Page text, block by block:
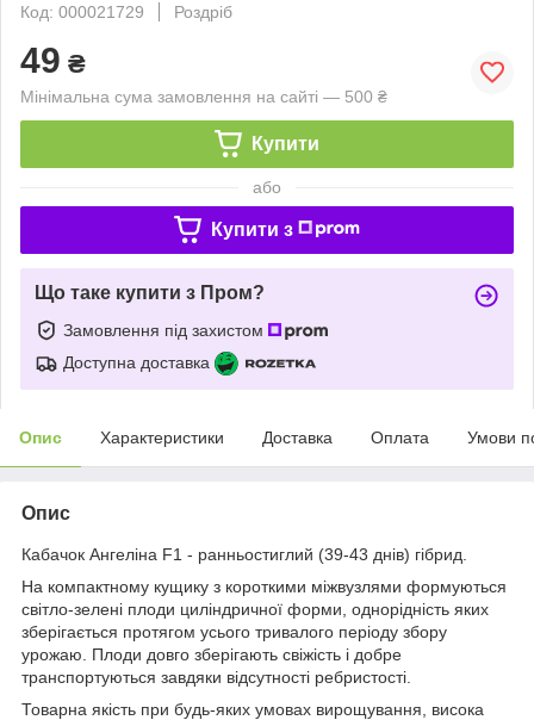
Код: 000021729
Роздріб
49 ₴
Мінімальна сума замовлення на сайті — 500 ₴
Купити
або
Купити з
Що таке купити з Пром?
Замовлення під захистом
Доступна доставка
Опис Характеристики Доставка Оплата Умови
Опис
Кабачок Ангеліна F1 - ранньостиглий (39-43 днів) гібрид.
На компактному кущику з короткими міжвузлями формуються
світло-зелені плоди циліндричної форми, однорідність яких
зберігається протягом усього тривалого періоду збору
урожаю. Плоди довго зберігають свіжість і добре
транспортуються завдяки відсутності ребристості.
Товарна якість при будь-яких умовах вирощування, висока